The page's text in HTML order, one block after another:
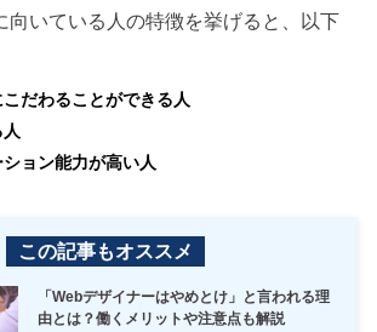
向いている人の特徴を挙げると、以下
だわることができる人
ョン能力が高い人
この記事もオススメ
「Webデザイナーはやめとけ」と言われる理
由とは？働くメリットや注意点も解説